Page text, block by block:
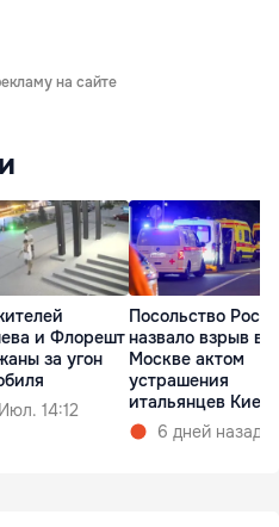
на сайте
и Флорешт
за угон
14:12
Посольство
назвало взрыв в
Москве актом
устрашения
итальянцев
6 дней назад